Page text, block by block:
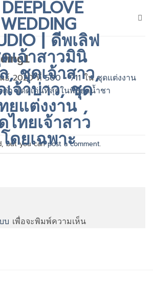
ธ์ 2020ที่500 × 711ในชุดแต่งงาน
า โดดเด่นที่สุดในพิธียกน้ำชา
but you canpost a comment.
บ เพื่อจะพิมพ์ความเห็น